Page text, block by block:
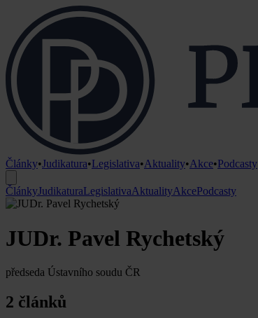
Články•Judikatura•Legislativa•Aktuality•Akce•Podcasty
ČlánkyJudikaturaLegislativaAktualityAkcePodcasty
JUDr. Pavel Rychetský
předseda Ústavního soudu ČR
2 článků